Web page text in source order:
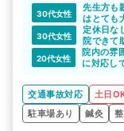
30代女性
先生方も
はとても
で、自分
思います
30代女性
定休日な
院できて
仕事が休
きます。
20代女性
院内の雰
に対応し
交通事故対応 土日
駐車場あり
鍼灸